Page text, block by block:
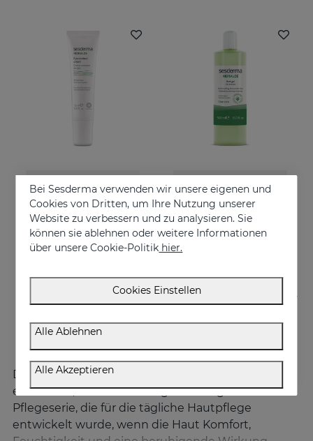
In den Warenkorb
HIDRALOE Augenkonturencreme
Moisturizes, decongests, soothes and regenerates
21.95 €
In den Warenkorb
HIDRALOE Duschgel
Die HIDRALOELinie von Sesderma ist eine
essentielle, wirksame und gut verträgliche
Pflegeserie, die für die tägliche Hautpflege
entwickelt wurde, wenn die Haut Komfort,
Bei Sesderma verwenden wir unsere eigenen und
Cookies von Dritten, um Ihre Nutzung unserer
Website zu verbessern und zu analysieren. Sie
können sie ablehnen oder weitere Informationen
über unsere Cookie-Politik hier.
Cookies Einstellen
Alle Ablehnen
Alle Akzeptieren